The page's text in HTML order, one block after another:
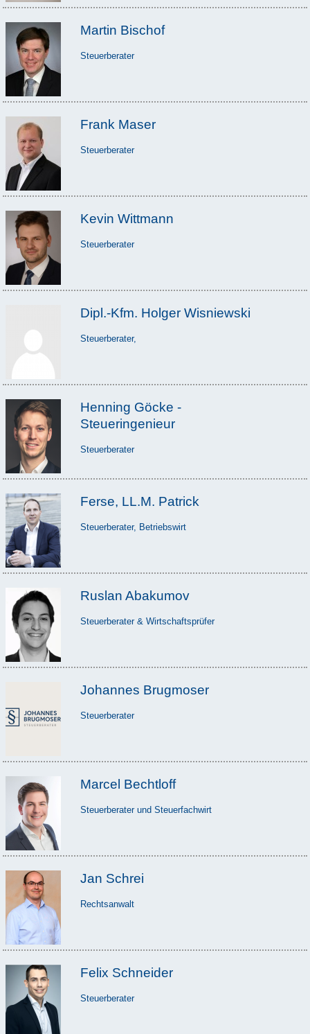
Martin Bischof
Steuerberater
Frank Maser
Steuerberater
Kevin Wittmann
Steuerberater
Dipl.-Kfm. Holger Wisniewski
Steuerberater,
Henning Göcke -
Steueringenieur
Steuerberater
Ferse, LL.M. Patrick
Steuerberater, Betriebswirt
Ruslan Abakumov
Steuerberater & Wirtschaftsprüfer
Johannes Brugmoser
Steuerberater
Marcel Bechtloff
Steuerberater und Steuerfachwirt
Jan Schrei
Rechtsanwalt
Felix Schneider
Steuerberater